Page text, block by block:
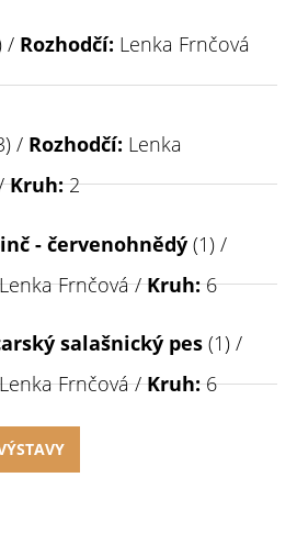
/ Rozhodčí: Lenka Frnčová
/ Rozhodčí: Lenka
/Kruh:2
- červenohnědý (1) /
Frnčová /Kruh:6
salašnický pes (1) /
Frnčová /Kruh:6